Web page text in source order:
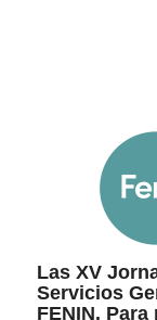
Las XV
Servicios
FENIN.